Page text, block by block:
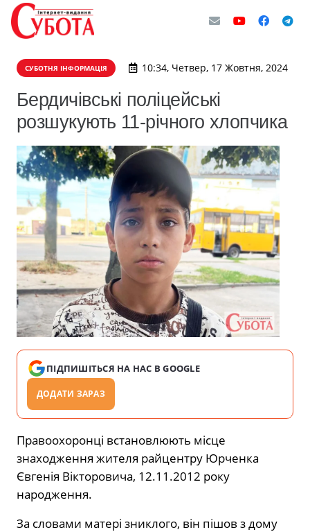
СУБОТНЯ ІНФОРМАЦІЯ 10:34, Четвер, 17 Жовтня, 2024
Бердичівські поліцейські
розшукують 11-річного хлопчика
ПІДПИШІТЬСЯ НА НАС В GOOGLE
ДОДАТИ ЗАРАЗ
Правоохоронці встановлюють місце
знаходження жителя райцентру Юрченка
Євгенія Вікторовича, 12.11.2012 року
народження.
За словами матері зниклого, він пішов з дому